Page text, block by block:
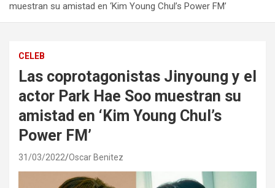
muestran su amistad en ‘Kim Young Chul’s Power FM’
CELEB
Las coprotagonistas Jinyoung y el
actor Park Hae Soo muestran su
amistad en ‘Kim Young Chul’s
Power FM’
31/03/2022 Oscar Benitez